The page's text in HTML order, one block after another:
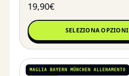
19,90€
SELEZIONA OPZIONI
MAGLIA BAYERN MÜNCHEN ALLENAMENTO